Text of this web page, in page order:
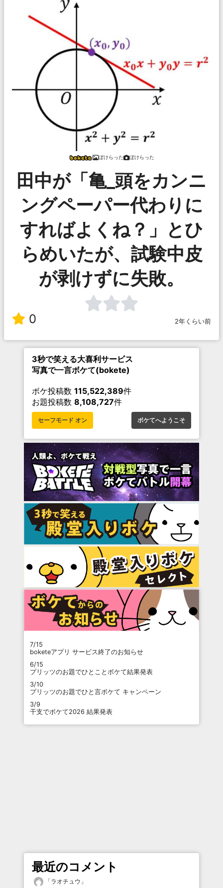
ぼけらった ぼけらった
田中が「亀_頭をカンニ
ングペーパー代わりに
すればよくね？」とひ
らめいたが、試験中皮
が剥けずに失敗。
0 2年くらい前
3秒で笑える大喜利サービス
写真で一言ボケて(bokete)
ボケ投稿数 115,522,389件
お題投稿数 8,108,727件
セーフモード オン ボケてへようこそ
7/15
boketeアプリ サービス終了のお知らせ
6/15
プリッツのお題でひとことボケて結果発表
3/10
プリッツのお題でひと言ボケて キャンペーン
3/9
干支でボケて2026 結果発表
最近のコメント
「ラオチュウ 」